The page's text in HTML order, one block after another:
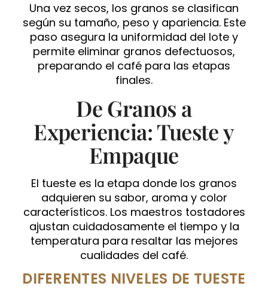
Una vez secos, los granos se clasifican
según su tamaño, peso y apariencia. Este
paso asegura la uniformidad del lote y
permite eliminar granos defectuosos,
preparando el café para las etapas
finales.
De Granos a
Experiencia: Tueste y
Empaque
El tueste es la etapa donde los granos
adquieren su sabor, aroma y color
característicos. Los maestros tostadores
ajustan cuidadosamente el tiempo y la
temperatura para resaltar las mejores
cualidades del café.
DIFERENTES NIVELES DE TUESTE